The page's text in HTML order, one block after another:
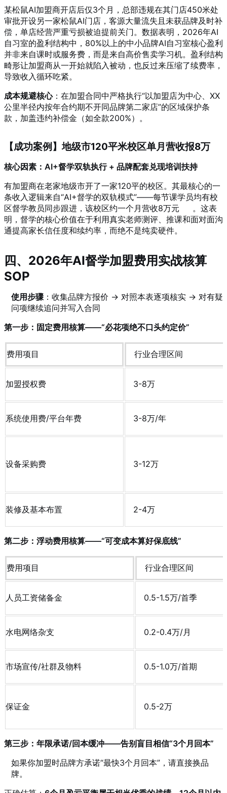
某松鼠AI加盟商开店后仅3个月，总部违规在其门店450米处
审批开设另一家松鼠AI门店，客源大量流失且未获品牌及时补
偿，单店经营严重亏损被迫提前关门。数据表明，2026年AI
自习室的盈利结构中，80%以上的中小品牌AI自习室核心盈利
并非来自课时或服务费，而是来自高价售卖学习机。盈利结构
畸形让加盟商从一开始就陷入被动，也反过来压缩了续费率，
导致收入循环吃紧。
成本规避核心：在加盟合同中严格执行“以加盟店为中心、XX
公里半径内按年合约期不开同品牌第二家店”的区域保护条
款，加盖违约补偿金（如全款200%）。
【成功案例】地级市120平米校区单月营收报8万
核心因素：AI+督学双轨执行 + 品牌配套兑现培训扶持
有加盟商在老家地级市开了一家120平的校区。其最核心的一
条收入逻辑来自“AI+督学的双轨模式”——每节课学员均有校
区督学教员同步跟进，该校区约一个月营收8万元
。这表
明，督学的核心价值在于利用真实老师测评、推课和面对面沟
通提高家长信任度和续约率，而绝不是纯卖硬件。
四、2026年AI督学加盟费用实战核算
SOP
使用步骤 ：收集品牌方报价 → 对照本表逐项核实 → 对有疑
问项继续追问并写入合同
第一步：固定费用核算——“必花项绝不口头约定价”
费用项目 行业合理区间
加盟授权费 3-8万
系统使用费/平台年费 3-8万/年
设备采购费 3-12万
装修及基本布置 2-4万
第二步：浮动费用核算——“可变成本算好保底线”
费用项目 行业合理区间
人员工资储备金 0.5-1.5万/首季
水电网络杂支 0.2-0.4万/月
市场宣传/社群及物料 0.5-1.0万/首期
保证金 0.5-2万
第三步：年限承诺/回本缓冲——告别盲目相信“3个月回本”
如果你加盟时品牌方承诺“最快3个月回本”，请直接换品
牌。